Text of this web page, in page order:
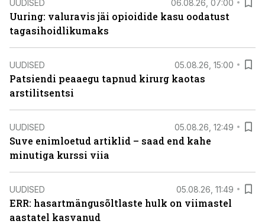
UUDISED 06.08.26, 07:00
Uuring: valuravis jäi opioidide kasu oodatust
tagasihoidlikumaks
UUDISED 05.08.26, 15:00
Patsiendi peaaegu tapnud kirurg kaotas
arstilitsentsi
UUDISED 05.08.26, 12:49
Suve enimloetud artiklid – saad end kahe
minutiga kurssi viia
UUDISED 05.08.26, 11:49
ERR: hasartmängusõltlaste hulk on viimastel
aastatel kasvanud